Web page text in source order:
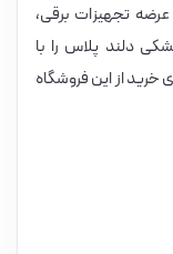
عرضه تجهیزات برقی،
دلند پلاس را با
از این فروشگاه